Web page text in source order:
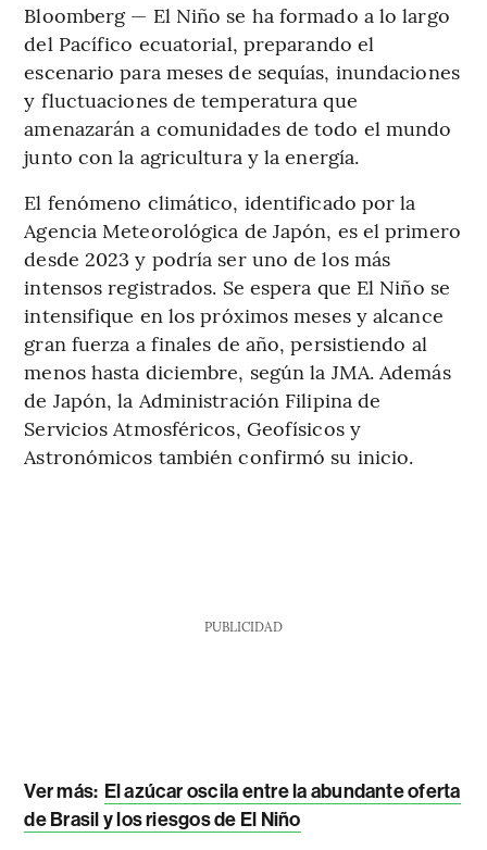
Bloomberg — El Niño se ha formado a lo largo
del Pacífico ecuatorial, preparando el
escenario para meses de sequías, inundaciones
y fluctuaciones de temperatura que
amenazarán a comunidades de todo el mundo
junto con la agricultura y la energía.
El fenómeno climático, identificado por la
Agencia Meteorológica de Japón, es el primero
desde 2023 y podría ser uno de los más
intensos registrados. Se espera que El Niño se
intensifique en los próximos meses y alcance
gran fuerza a finales de año, persistiendo al
menos hasta diciembre, según la JMA. Además
de Japón, la Administración Filipina de
Servicios Atmosféricos, Geofísicos y
Astronómicos también confirmó su inicio.
PUBLICIDAD
Ver más: El azúcar oscila entre la abundante oferta
de Brasil y los riesgos de El Niño